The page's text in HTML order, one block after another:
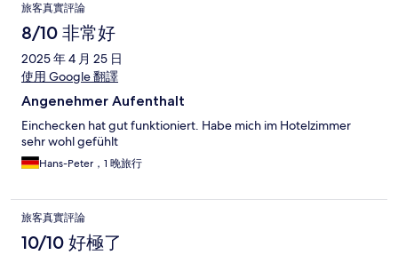
旅客真實評論
8/10 非常好
2025 年 4 月 25 日
使用 Google 翻譯
Angenehmer Aufenthalt
Einchecken hat gut funktioniert. Habe mich im Hotelzimmer
sehr wohl gefühlt
Hans-Peter，1 晚旅行
旅客真實評論
10/10 好極了